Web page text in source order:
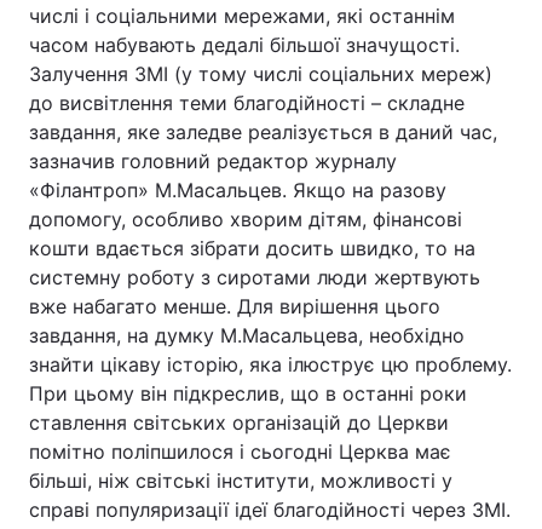
числі і соціальними мережами, які останнім
часом набувають дедалі більшої значущості.
Залучення ЗМІ (у тому числі соціальних мереж)
до висвітлення теми благодійності – складне
завдання, яке заледве реалізується в даний час,
зазначив головний редактор журналу
«Філантроп» М.Масальцев. Якщо на разову
допомогу, особливо хворим дітям, фінансові
кошти вдається зібрати досить швидко, то на
системну роботу з сиротами люди жертвують
вже набагато менше. Для вирішення цього
завдання, на думку М.Масальцева, необхідно
знайти цікаву історію, яка ілюструє цю проблему.
При цьому він підкреслив, що в останні роки
ставлення світських організацій до Церкви
помітно поліпшилося і сьогодні Церква має
більші, ніж світські інститути, можливості у
справі популяризації ідеї благодійності через ЗМІ.